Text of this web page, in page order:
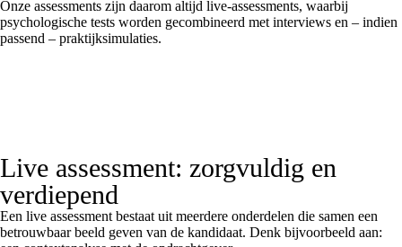
Onze assessments zijn daarom altijd live-assessments, waarbij
psychologische tests worden gecombineerd met interviews en – indien
passend – praktijksimulaties.
Live assessment: zorgvuldig en
verdiepend
Een live assessment bestaat uit meerdere onderdelen die samen een
betrouwbaar beeld geven van de kandidaat. Denk bijvoorbeeld aan: